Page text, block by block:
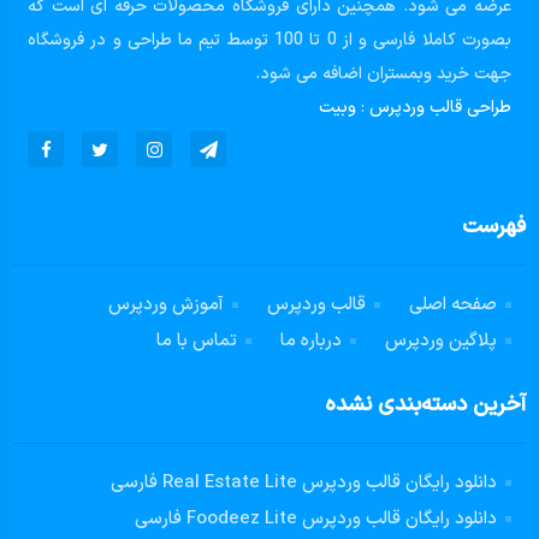
عرضه می شود. همچنین دارای فروشگاه محصولات حرفه ای است که
بصورت کاملا فارسی و از 0 تا 100 توسط تیم ما طراحی و در فروشگاه
جهت خرید وبمستران اضافه می شود.
طراحی قالب وردپرس :وبیت
فهرست
صفحه اصلی قالب وردپرس
آموزش وردپرس
پلاگین وردپرس
درباره ما تماس با ما
آخرین دسته‌بندی نشده
دانلود رایگان قالب وردپرس Real Estate Lite فارسی
دانلود رایگان قالب وردپرس Foodeez Lite فارسی